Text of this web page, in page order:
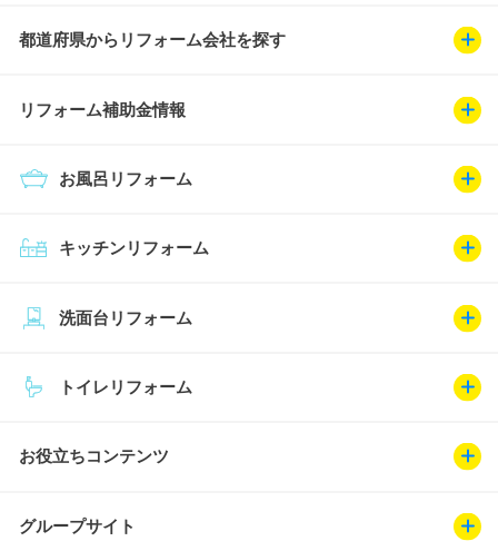
都道府県からリフォーム会社を探す
リフォーム補助金情報
キッチンリフォーム
お風呂リフォーム
トイレリフォーム
洗面台リフォーム
お役立ちコンテンツ
グループサイト